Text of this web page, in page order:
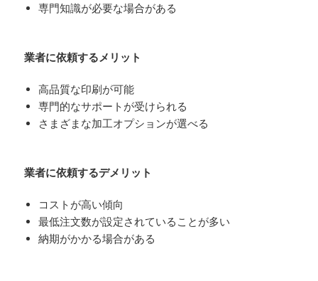
専門知識が必要な場合がある
業者に依頼するメリット
高品質な印刷が可能
専門的なサポートが受けられる
さまざまな加工オプションが選べる
業者に依頼するデメリット
コストが高い傾向
最低注文数が設定されていることが多い
納期がかかる場合がある